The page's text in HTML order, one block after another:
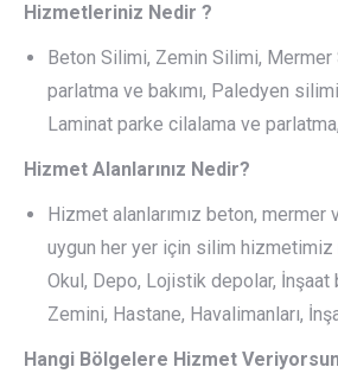
Hizmetleriniz Nedir ?
Beton Silimi, Zemin Silimi, Mermer
parlatma ve bakımı, Paledyen
Laminat parke cilalama ve
Hizmet Alanlarınız Nedir?
Hizmet alanlarımız beton,
uygun her yer için silim hizmetimiz
Okul, Depo, Lojistik depolar, İnşaat
Zemini, Hastane, Havalimanları,
Hangi Bölgelere Hizmet